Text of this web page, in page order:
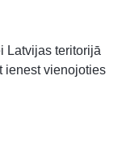
Latvijas teritorijā
ienest vienojoties